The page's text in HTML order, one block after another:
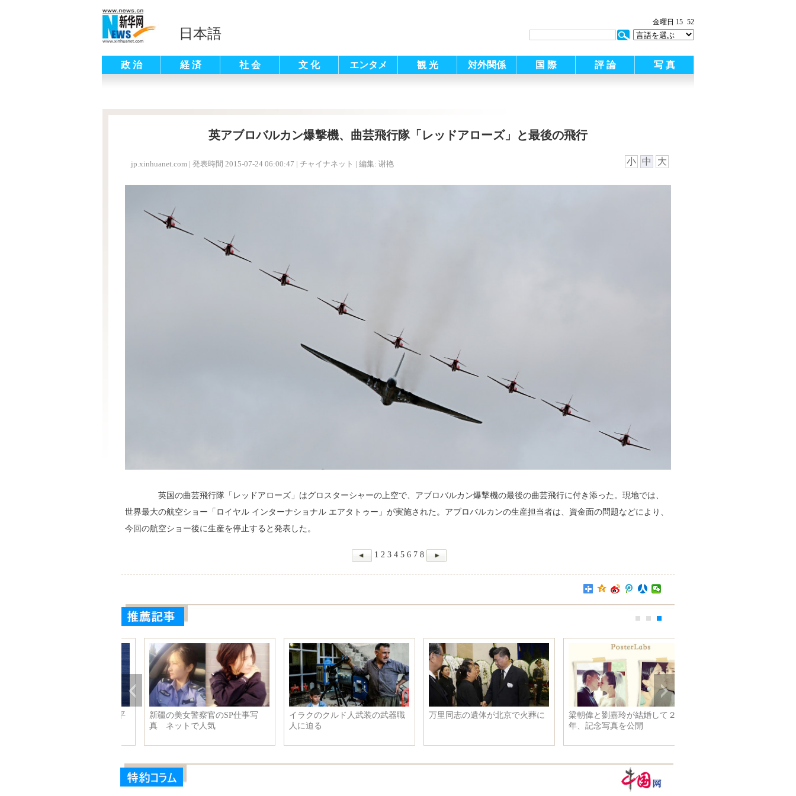
日本語
金曜日 15 52
政 治 経 済 社 会 文 化 エンタメ 観 光 対外関係 国 際 評 論 写 真
英アブロバルカン爆撃機、曲芸飛行隊「レッドアローズ」と最後の飛行
jp.xinhuanet.com | 発表時間 2015-07-24 06:00:47 | チャイナネット | 編集: 谢艳 小 中 大
英国の曲芸飛行隊「レッドアローズ」はグロスターシャーの上空で、アブロバルカン爆撃機の最後の曲芸飛行に付き添った。現地では、
世界最大の航空ショー「ロイヤル インターナショナル エアタトゥー」が実施された。アブロバルカンの生産担当者は、資金面の問題などにより、
今回の航空ショー後に生産を停止すると発表した。
1 2 3 4 5 6 7 8
新疆の美女警察官のSP仕事写
真 ネットで人気
イラクのクルド人武装の武器職
人に迫る
万里同志の遺体が北京で火葬に
梁朝偉と劉嘉玲が結婚して２６
年、記念写真を公開